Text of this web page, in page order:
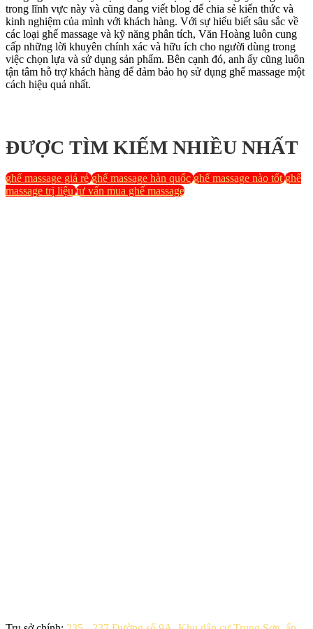
trong lĩnh vực này và cũng đang viết blog để chia sẻ kiến thức và
kinh nghiệm của mình với khách hàng. Với sự hiểu biết sâu sắc về
các loại ghế massage và kỹ năng phân tích, Văn Hoàng luôn cung
cấp những lời khuyên chính xác và hữu ích cho người dùng trong
việc chọn lựa và sử dụng sản phẩm. Bên cạnh đó, anh ấy cũng luôn
tận tâm hỗ trợ khách hàng để đảm bảo họ sử dụng ghế massage một
cách hiệu quả nhất.
ĐƯỢC TÌM KIẾM NHIỀU NHẤT
ghế massage giá rẻ ghế massage hàn quốc ghế massage nào tốt ghế
massage trị liệu tư vấn mua ghế massage